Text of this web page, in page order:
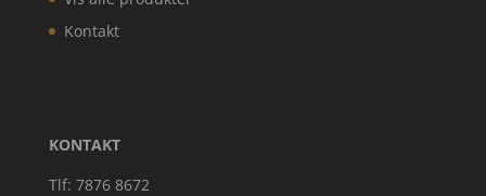
Kontakt
KONTAKT
Tlf: 7876 8672